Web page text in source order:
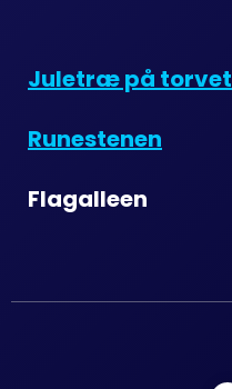
Juletræ på torvet
Runestenen
Flagalleen